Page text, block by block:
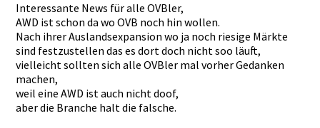
Interessan­te News für alle OVBler,
AWD ist schon da wo OVB noch hin wollen.
Nach ihrer Auslandsex­pansion wo ja noch riesige Märkte
sind festzustel­len das es dort doch nicht soo läuft,
vielleicht­ sollten sich alle OVBler mal vorher Gedanken
machen,
weil eine AWD ist auch nicht doof,
aber die Branche halt die falsche.